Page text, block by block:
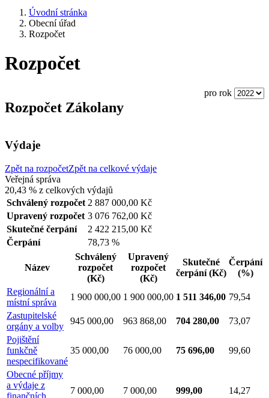
Úvodní stránka
Obecní úřad
Rozpočet
Rozpočet
pro rok
Rozpočet Zákolany
Výdaje
Zpět na rozpočetZpět na celkové výdaje
Veřejná správa
20,43 % z celkových výdajů
Schválený rozpočet 2 887 000,00 Kč
Upravený rozpočet 3 076 762,00 Kč
Skutečné čerpání
2 422 215,00 Kč
Čerpání
78,73 %
Název
Schválený
rozpočet
(Kč)
Upravený
rozpočet
(Kč)
Skutečné
čerpání(Kč)
Čerpání
(%)
Regionální a
místní správa
1 900 000,00 1 900 000,00 1 511 346,00 79,54
Zastupitelské
orgány a volby
945 000,00 963 868,00 704 280,00
73,07
Pojištění
funkčně
nespecifikované
35 000,00 76 000,00 75 696,00 99,60
Obecné příjmy
a výdaje z
7 000,00 7 000,00 999,00 14,27